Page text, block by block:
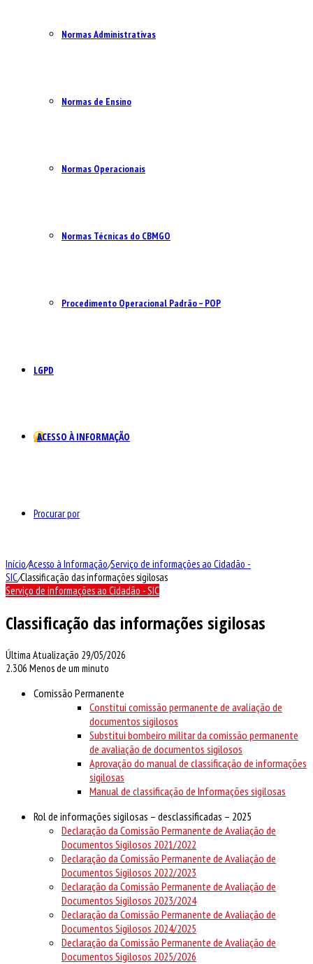
Normas Administrativas
Normas de Ensino
Normas Operacionais
Normas Técnicas do CBMGO
Procedimento Operacional Padrão – POP
LGPD
ACESSO À INFORMAÇÃO
Procurar por
Início/Acesso à Informação/Serviço de informações ao Cidadão -
SIC/Classificação das informações sigilosas
Serviço de informações ao Cidadão - SIC
Classificação das informações sigilosas
Última Atualização 29/05/2026
2.306 Menos de um minuto
Comissão Permanente
Constitui comissão permanente de avaliação de
documentos sigilosos
Substitui bombeiro militar da comissão permanente
de avaliação de documentos sigilosos
Aprovação do manual de classificação de informações
sigilosas
Manual de classificação de Informações sigilosas
Rol de informações sigilosas – desclassificadas – 2025
Declaração da Comissão Permanente de Avaliação de
Documentos Sigilosos 2021/2022
Declaração da Comissão Permanente de Avaliação de
Documentos Sigilosos 2022/2023
Declaração da Comissão Permanente de Avaliação de
Documentos Sigilosos 2023/2024
Declaração da Comissão Permanente de Avaliação de
Documentos Sigilosos 2024/2025
Declaração da Comissão Permanente de Avaliação de
Documentos Sigilosos 2025/2026